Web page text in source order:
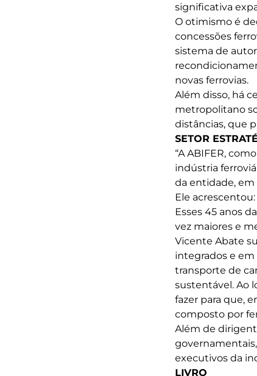
significativa
O otimismo é
concessões
sistema de
novas ferrovias.
Além disso, há
metropolitano
distâncias, que
SETOR
“A ABIFER,
indústria
da entidade,
Ele
Esses 45 anos
vez maiores e
Vicente Abate
integrados e
transporte de
sustentável. Ao
fazer para que,
composto por
Além de
executivos da
LIVRO